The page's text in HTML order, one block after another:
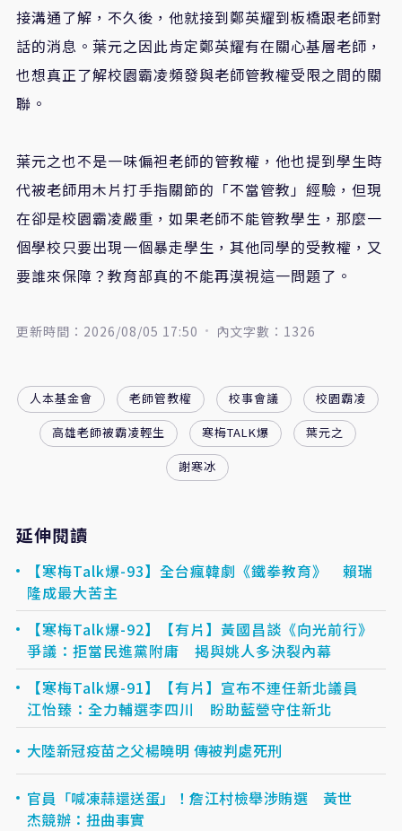
接溝通了解，不久後，他就接到鄭英耀到板橋跟老師對
話的消息。葉元之因此肯定鄭英耀有在關心基層老師，
也想真正了解校園霸凌頻發與老師管教權受限之間的關
聯。
葉元之也不是一味偏袒老師的管教權，他也提到學生時
代被老師用木片打手指關節的「不當管教」經驗，但現
在卻是校園霸凌嚴重，如果老師不能管教學生，那麼一
個學校只要出現一個暴走學生，其他同學的受教權，又
要誰來保障？教育部真的不能再漠視這一問題了。
更新時間：2026/08/05 17:50 內文字數：1326
人本基金會 老師管教權 校事會議
校園霸凌
高雄老師被霸凌輕生
寒梅TALK爆
葉元之
謝寒冰
延伸閱讀
【寒梅Talk爆-93】全台瘋韓劇《鐵拳教育》 賴瑞
隆成最大苦主
【寒梅Talk爆-92】【有片】黃國昌談《向光前行》
爭議：拒當民進黨附庸 揭與姚人多決裂內幕
【寒梅Talk爆-91】【有片】宣布不連任新北議員
江怡臻：全力輔選李四川 盼助藍營守住新北
大陸新冠疫苗之父楊曉明 傳被判處死刑
官員「喊凍蒜還送蛋」！詹江村檢舉涉賄選 黃世
杰競辦：扭曲事實